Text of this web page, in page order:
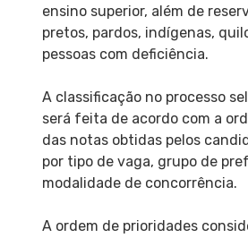
ensino superior, além de
pretos, pardos, indígenas,
pessoas com deficiência.
A classificação no processo
será feita de acordo com a
das notas obtidas pelos
por tipo de vaga, grupo de
modalidade de concorrência.
A ordem de prioridades